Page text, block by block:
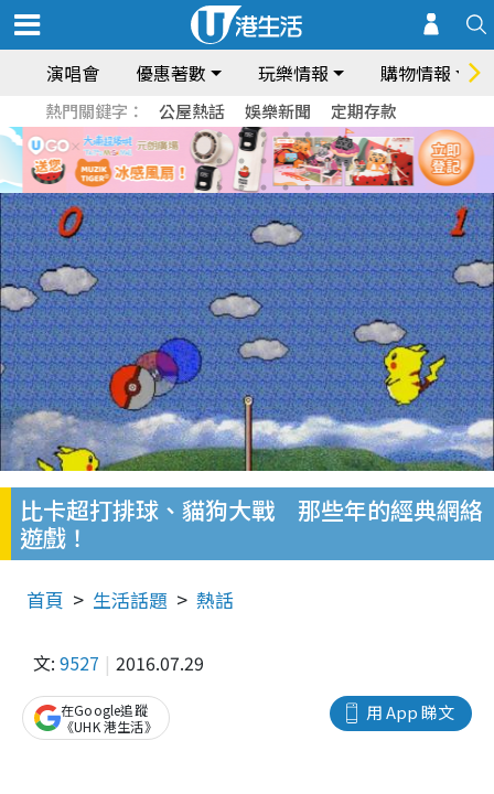
演唱會 優惠著數 玩樂情報 購物情報
熱門關鍵字： 公屋熱話 娛樂新聞 定期存款
比卡超打排球、貓狗大戰 那些年的經典網絡
遊戲！
首頁 生活話題 熱話
文: 9527 2016.07.29
用 App 睇文
在Google追蹤
《UHK 港生活》